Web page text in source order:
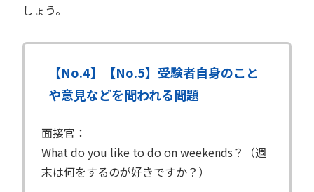
しょう。
【No.4】【No.5】受験者自身のこと
や意見などを問われる問題
面接官：
What do you like to do on weekends？（週
末は何をするのが好きですか？）